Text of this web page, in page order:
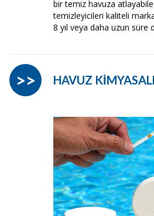
bir temiz havuza
temizleyicileri kaliteli
8 yıl veya daha uzun süre
HAVUZ
>>